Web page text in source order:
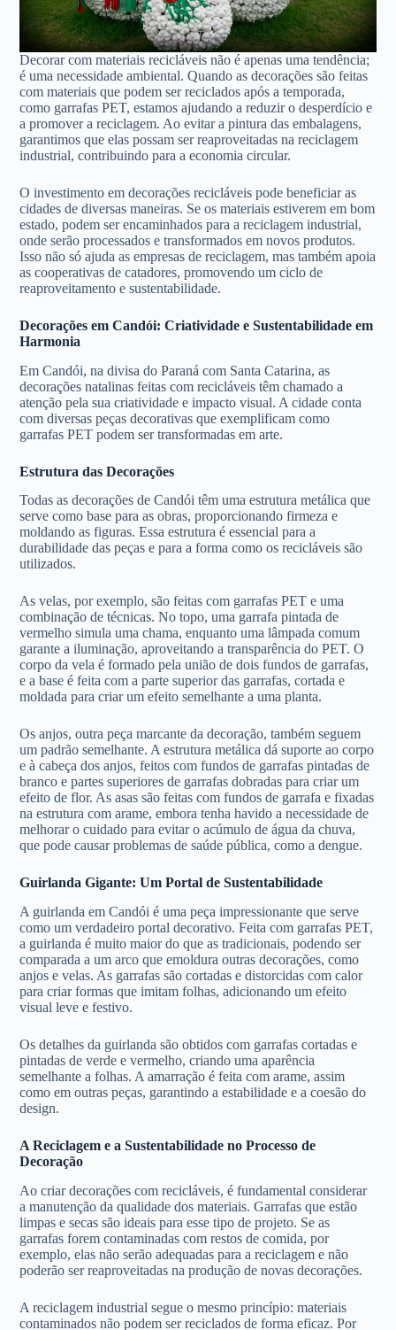
Decorar com materiais recicláveis não é apenas uma tendência;
é uma necessidade ambiental. Quando as decorações são feitas
com materiais que podem ser reciclados após a temporada,
como garrafas PET, estamos ajudando a reduzir o desperdício e
a promover a reciclagem. Ao evitar a pintura das embalagens,
garantimos que elas possam ser reaproveitadas na reciclagem
industrial, contribuindo para a economia circular.
O investimento em decorações recicláveis pode beneficiar as
cidades de diversas maneiras. Se os materiais estiverem em bom
estado, podem ser encaminhados para a reciclagem industrial,
onde serão processados e transformados em novos produtos.
Isso não só ajuda as empresas de reciclagem, mas também apoia
as cooperativas de catadores, promovendo um ciclo de
reaproveitamento e sustentabilidade.
Decorações em Candói: Criatividade e Sustentabilidade em
Harmonia
Em Candói, na divisa do Paraná com Santa Catarina, as
decorações natalinas feitas com recicláveis têm chamado a
atenção pela sua criatividade e impacto visual. A cidade conta
com diversas peças decorativas que exemplificam como
garrafas PET podem ser transformadas em arte.
Estrutura das Decorações
Todas as decorações de Candói têm uma estrutura metálica que
serve como base para as obras, proporcionando firmeza e
moldando as figuras. Essa estrutura é essencial para a
durabilidade das peças e para a forma como os recicláveis são
utilizados.
As velas, por exemplo, são feitas com garrafas PET e uma
combinação de técnicas. No topo, uma garrafa pintada de
vermelho simula uma chama, enquanto uma lâmpada comum
garante a iluminação, aproveitando a transparência do PET. O
corpo da vela é formado pela união de dois fundos de garrafas,
e a base é feita com a parte superior das garrafas, cortada e
moldada para criar um efeito semelhante a uma planta.
Os anjos, outra peça marcante da decoração, também seguem
um padrão semelhante. A estrutura metálica dá suporte ao corpo
e à cabeça dos anjos, feitos com fundos de garrafas pintadas de
branco e partes superiores de garrafas dobradas para criar um
efeito de flor. As asas são feitas com fundos de garrafa e fixadas
na estrutura com arame, embora tenha havido a necessidade de
melhorar o cuidado para evitar o acúmulo de água da chuva,
que pode causar problemas de saúde pública, como a dengue.
Guirlanda Gigante: Um Portal de Sustentabilidade
A guirlanda em Candói é uma peça impressionante que serve
como um verdadeiro portal decorativo. Feita com garrafas PET,
a guirlanda é muito maior do que as tradicionais, podendo ser
comparada a um arco que emoldura outras decorações, como
anjos e velas. As garrafas são cortadas e distorcidas com calor
para criar formas que imitam folhas, adicionando um efeito
visual leve e festivo.
Os detalhes da guirlanda são obtidos com garrafas cortadas e
pintadas de verde e vermelho, criando uma aparência
semelhante a folhas. A amarração é feita com arame, assim
como em outras peças, garantindo a estabilidade e a coesão do
design.
A Reciclagem e a Sustentabilidade no Processo de
Decoração
Ao criar decorações com recicláveis, é fundamental considerar
a manutenção da qualidade dos materiais. Garrafas que estão
limpas e secas são ideais para esse tipo de projeto. Se as
garrafas forem contaminadas com restos de comida, por
exemplo, elas não serão adequadas para a reciclagem e não
poderão ser reaproveitadas na produção de novas decorações.
A reciclagem industrial segue o mesmo princípio: materiais
contaminados não podem ser reciclados de forma eficaz. Por